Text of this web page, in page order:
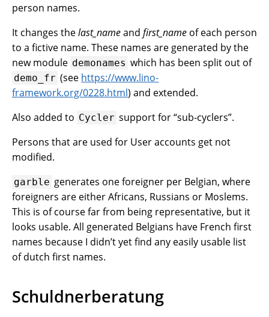
person names.
It changes thelast_nameand first_name of each person
to a fictive name. These names are generated by the
new module demonames which has been split out of
demo_fr (see https://www.lino-
framework.org/0228.html) and extended.
Also added to Cycler support for “sub-cyclers”.
Persons that are used for User accounts get not
modified.
garble generates one foreigner per Belgian, where
foreigners are either Africans, Russians or Moslems.
This is of course far from being representative, but it
looks usable. All generated Belgians have French first
names because I didn’t yet find any easily usable list
of dutch first names.
Schuldnerberatung